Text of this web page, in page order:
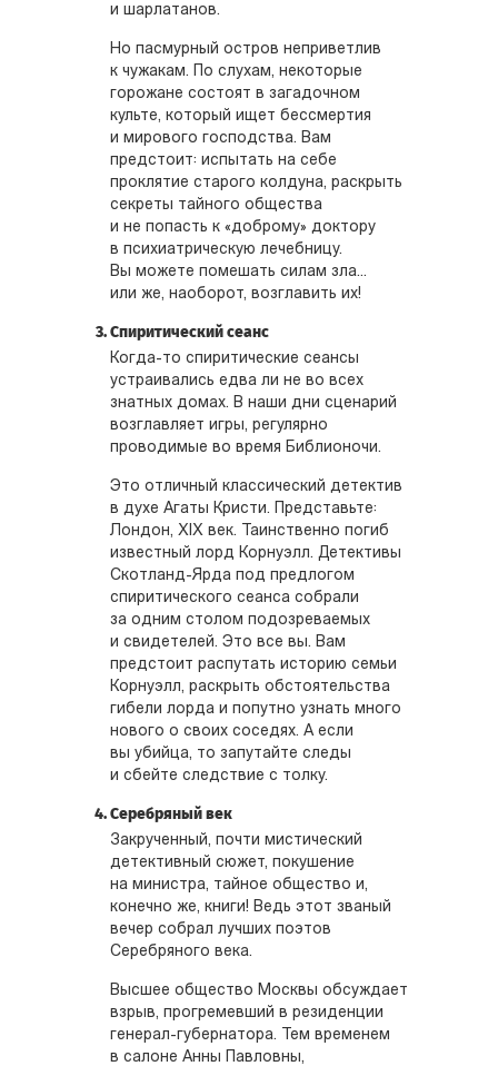
и шарлатанов.
Но пасмурный остров неприветлив
к чужакам. По слухам, некоторые
горожане состоят в загадочном
культе, который ищет бессмертия
и мирового господства. Вам
предстоит: испытать на себе
проклятие старого колдуна, раскрыть
секреты тайного общества
и не попасть к «доброму» доктору
в психиатрическую лечебницу.
Вы можете помешать силам зла...
или же, наоборот, возглавить их!
Спиритический сеанс
Когда-то спиритические сеансы
устраивались едва ли не во всех
знатных домах. В наши дни сценарий
возглавляет игры, регулярно
проводимые во время Библионочи.
Это отличный классический детектив
в духе Агаты Кристи. Представьте:
Лондон, XIX век. Таинственно погиб
известный лорд Корнуэлл. Детективы
Скотланд-Ярда под предлогом
спиритического сеанса собрали
за одним столом подозреваемых
и свидетелей. Это все вы. Вам
предстоит распутать историю семьи
Корнуэлл, раскрыть обстоятельства
гибели лорда и попутно узнать много
нового о своих соседях. А если
вы убийца, то запутайте следы
и сбейте следствие с толку.
Серебряный век
Закрученный, почти мистический
детективный сюжет, покушение
на министра, тайное общество и,
конечно же, книги! Ведь этот званый
вечер собрал лучших поэтов
Серебряного века.
Высшее общество Москвы обсуждает
взрыв, прогремевший в резиденции
генерал-губернатора. Тем временем
в салоне Анны Павловны,